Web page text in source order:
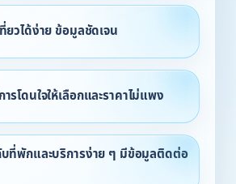
ยวได้ง่าย ข้อมูลชัดเจน
รโดนใจให้เลือกและราคาไม่แพง
ที่พักและบริการง่าย ๆ มีข้อมูลติดต่อ